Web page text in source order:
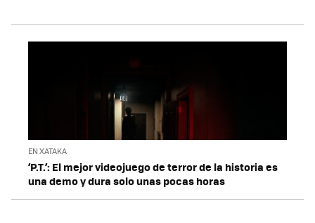
EN XATAKA
‘P.T.’: El mejor videojuego de terror de la historia es
una demo y dura solo unas pocas horas